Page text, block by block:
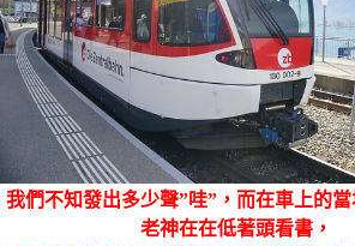
我們不知發出多少聲”哇”，而在車上的
老神在在低著頭看書，